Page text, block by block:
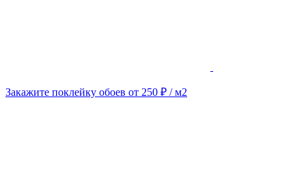
Закажите поклейку обоев от 250 ₽ / м2